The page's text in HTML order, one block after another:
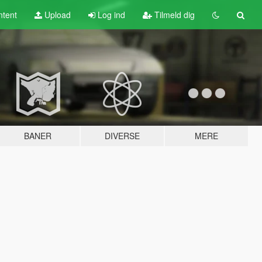
Upload Log ind Tilmeld dig
BANER DIVERSE MERE